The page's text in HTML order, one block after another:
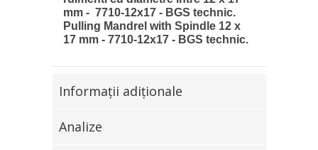
mm - 7710-12x17 - BGS technic.
Pulling Mandrel with Spindle 12 x
17 mm - 7710-12x17 - BGS technic.
Informaţii adiţionale
Analize